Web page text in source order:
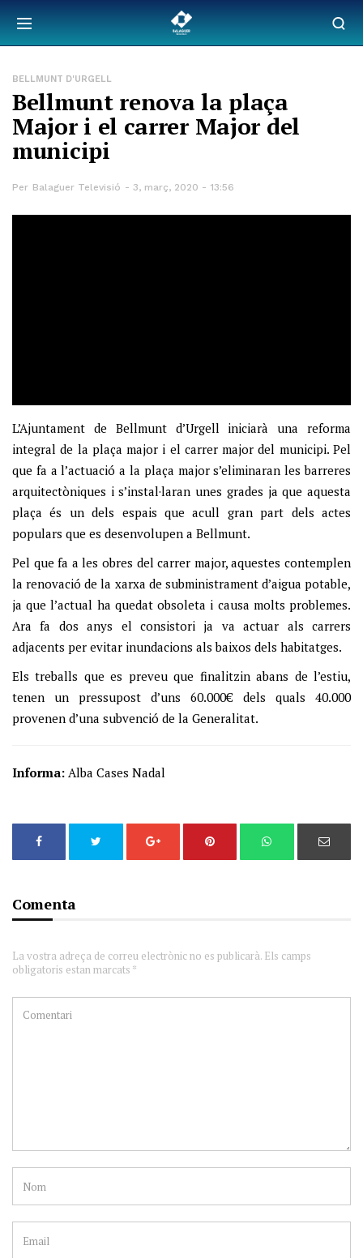
BELLMUNT D'URGELL
Bellmunt renova la plaça
Major i el carrer Major del
municipi
Per Balaguer Televisió 3, març, 2020 - 13:56
L’Ajuntament de Bellmunt d’Urgell iniciarà una reforma
integral de la plaça major i el carrer major del municipi. Pel
que fa a l’actuació a la plaça major s’eliminaran les barreres
arquitectòniques i s’instal·laran unes grades ja que aquesta
plaça és un dels espais que acull gran part dels actes
populars que es desenvolupen a Bellmunt.
Pel que fa a les obres del carrer major, aquestes contemplen
la renovació de la xarxa de subministrament d’aigua potable,
ja que l’actual ha quedat obsoleta i causa molts problemes.
Ara fa dos anys el consistori ja va actuar als carrers
adjacents per evitar inundacions als baixos dels habitatges.
Els treballs que es preveu que finalitzin abans de l’estiu,
tenen un pressupost d’uns 60.000€ dels quals 40.000
provenen d’una subvenció de la Generalitat.
Informa: Alba Cases Nadal
Comenta
La vostra adreça de correu electrònic no es publicarà. Els camps
obligatoris estan marcats *